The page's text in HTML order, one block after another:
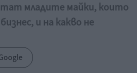
младите майки, които
и на какво не